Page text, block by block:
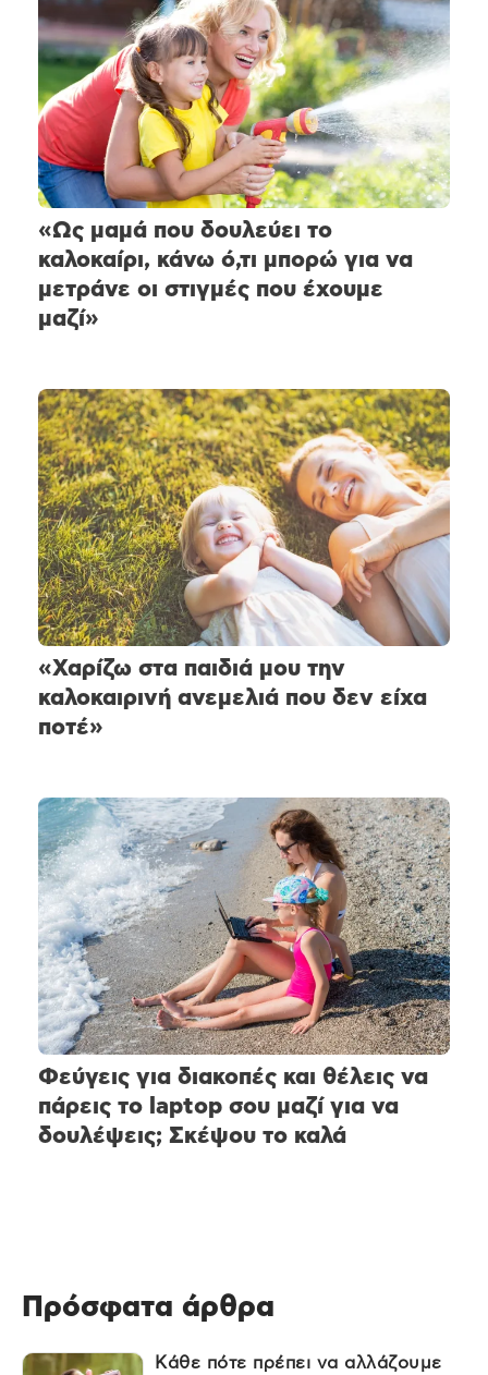
«Ως μαμά που δουλεύει το
καλοκαίρι, κάνω ό,τι μπορώ για να
μετράνε οι στιγμές που έχουμε
μαζί»
«Χαρίζω στα παιδιά μου την
καλοκαιρινή ανεμελιά που δεν είχα
ποτέ»
Φεύγεις για διακοπές και θέλεις να
πάρεις το laptop σου μαζί για να
δουλέψεις; Σκέψου το καλά
Πρόσφατα άρθρα
Κάθε πότε πρέπει να αλλάζουμε